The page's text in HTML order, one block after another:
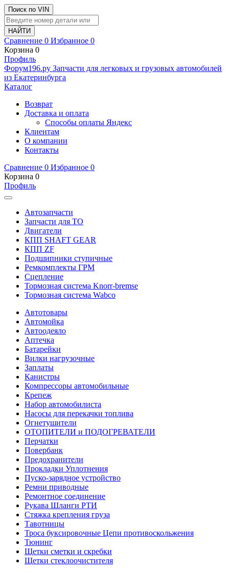
Поиск по VIN
Сравнение 0 Избранное 0
Корзина 0
Профиль
Фoрум196.ру Запчасти для легковых и грузовых автомобилей
из Екатеринбурга
Каталог
Возврат
Доставка и оплата
Способы оплаты Яндекс
Клиентам
О компании
Контакты
Сравнение 0 Избранное 0
Корзина 0
Профиль
Автозапчасти
Запчасти для ТО
Двигатели
КПП SHAFT GEAR
КПП ZF
Подшипники ступичные
Ремкомплекты ГРМ
Сцепление
Тормозная система Knorr-bremse
Тормозная система Wabco
Автотовары
Автомойка
Автоодеяло
Аптечка
Батарейки
Вилки нагрузочные
Заплаты
Канистры
Компрессоры автомобильные
Крепеж
Набор автомобилиста
Насосы для перекачки топлива
Огнетушители
ОТОПИТЕЛИ и ПОДОГРЕВАТЕЛИ
Перчатки
Повербанк
Предохранители
Прокладки Уплотнения
Пуско-зарядное устройство
Ремни приводные
Ремонтное соединение
Рукава Шланги РТИ
Стяжка крепления груза
Тавотницы
Троса буксировочные Цепи противоскольжения
Тюнинг
Щетки сметки и скребки
Щетки стеклоочистителя